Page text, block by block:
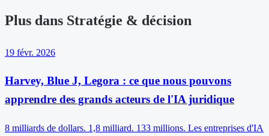
Plus dans Stratégie & décision
19 févr. 2026
Harvey, Blue J, Legora : ce que nous pouvons
apprendre des grands acteurs de l'IA juridique
8 milliards de dollars. 1,8 milliard. 133 millions. Les entreprises d'IA